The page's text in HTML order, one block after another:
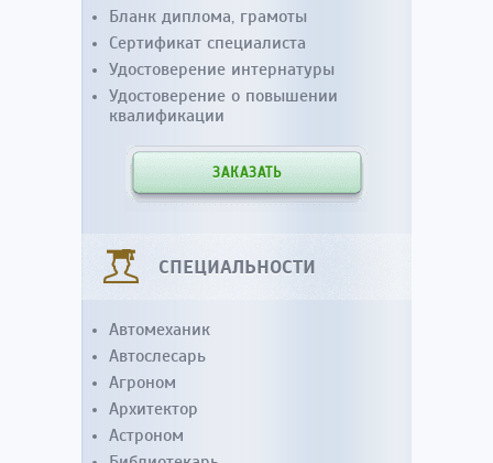
Бланк диплома, грамоты
Сертификат специалиста
Удостоверение интернатуры
Удостоверение о повышении
квалификации
ЗАКАЗАТЬ
СПЕЦИАЛЬНОСТИ
Автомеханик
Автослесарь
Агроном
Архитектор
Астроном